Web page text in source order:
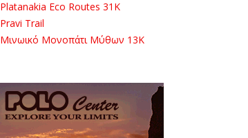
Platanakia Eco Routes 31K
Pravi Trail
Μινωικό Μονοπάτι Μύθων 13Κ